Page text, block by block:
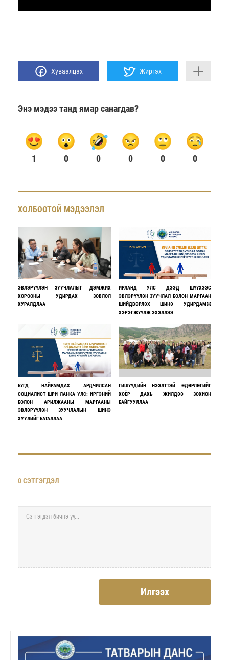
Хуваалцах Жиргэх
Энэ мэдээ танд ямар санагдав?
1 0 0 0 0 0
ХОЛБООТОЙ МЭДЭЭЛЭЛ
ЭВЛЭРҮҮЛЭН ЗУУЧЛАЛЫГ ДЭМЖИХ
ХОРООНЫ УДИРДАХ ЗӨВЛӨЛ
ХУРАЛДЛАА
ИРЛАНД УЛС ДЭЭД ШҮҮХЭЭС
ЭВЛЭРҮҮЛЭН ЗУУЧЛАЛ БОЛОН МАРГААН
ШИЙДВЭРЛЭХ ШИНЭ УДИРДАМЖ
ХЭРЭГЖҮҮЛЖ ЭХЭЛЛЭЭ
БҮГД НАЙРАМДАХ АРДЧИЛСАН
СОЦИАЛИСТ ШРИ ЛАНКА УЛС: ИРГЭНИЙ
БОЛОН АРИЛЖААНЫ МАРГААНЫ
ЭВЛЭРҮҮЛЭН ЗУУЧЛАЛЫН ШИНЭ
ХУУЛИЙГ БАТАЛЛАА
ГИШҮҮДИЙН НЭЭЛТТЭЙ ӨДӨРЛӨГИЙГ
ХОЁР ДАХЬ ЖИЛДЭЭ ЗОХИОН
БАЙГУУЛЛАА
0 СЭТГЭГДЭЛ
Илгээх